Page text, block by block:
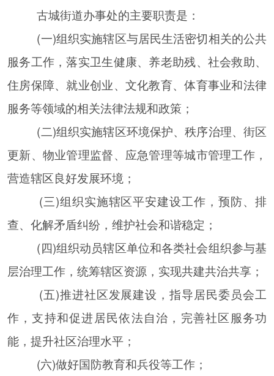
古城街道办事处的主要职责是：
(一)组织实施辖区与居民生活密切相关的公共
服务工作，落实卫生健康、养老助残、社会救助、
住房保障、就业创业、文化教育、体育事业和法律
服务等领域的相关法律法规和政策；
(二)组织实施辖区环境保护、秩序治理、街区
更新、物业管理监督、应急管理等城市管理工作，
营造辖区良好发展环境；
(三)组织实施辖区平安建设工作，预防、排
查、化解矛盾纠纷，维护社会和谐稳定；
(四)组织动员辖区单位和各类社会组织参与基
层治理工作，统筹辖区资源，实现共建共治共享；
(五)推进社区发展建设，指导居民委员会工
作，支持和促进居民依法自治，完善社区服务功
能，提升社区治理水平；
(六)做好国防教育和兵役等工作；